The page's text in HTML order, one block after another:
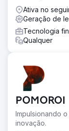
Resultado
O retorno sobre
aumentou de
pesquisa paga
aquisição
Ativa no
Geração de
Tecnologia
Qualquer
POMOROI
Impulsionando
inovação.